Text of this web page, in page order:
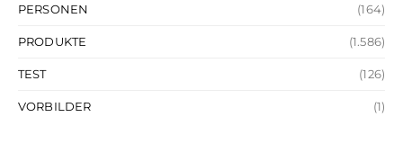
PERSONEN (164)
PRODUKTE (1.586)
TEST (126)
VORBILDER (1)